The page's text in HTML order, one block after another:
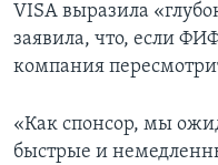
VISA выразила
заявила, что, если
компания
«Как спонсор, мы
быстрые и